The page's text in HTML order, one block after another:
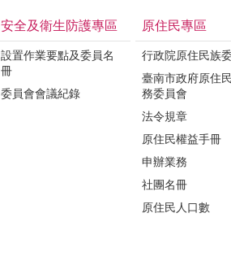
安全及衛生防護專區
設置作業要點及委員名
冊
委員會會議紀錄
原住民專區
行政院原住民族
臺南市政府原住
務委員會
法令規章
原住民權益手冊
申辦業務
社團名冊
原住民人口數